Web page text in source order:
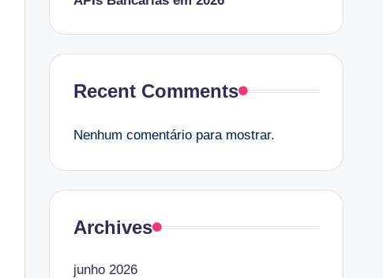
Recent Comments
Nenhum comentário para mostrar.
Archives
junho 2026